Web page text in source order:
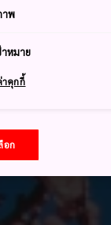
าพ
หมาย
าคุกกี้
อก